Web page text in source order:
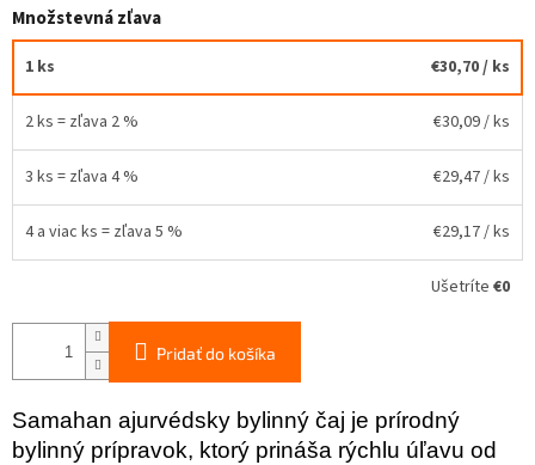
Množstevná zľava
1 ks €30,70/ ks
2 ks = zľava 2 % €30,09/ ks
3 ks = zľava 4 % €29,47/ ks
4 a viac ks = zľava 5 % €29,17/ ks
Ušetríte €0
Pridať do košíka
Samahan ajurvédsky bylinný čaj je prírodný
bylinný prípravok, ktorý prináša rýchlu úľavu od